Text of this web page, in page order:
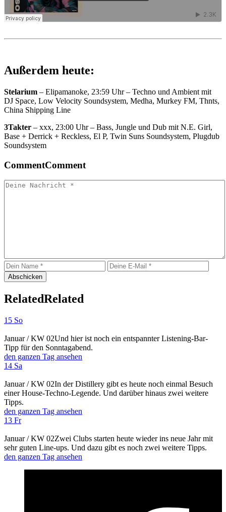
Außerdem heute:
Stelarium – Elipamanoke, 23:59 Uhr – Techno und Ambient mit
DJ Space, Low Velocity Soundsystem, Medha, Murkey FM, Thnts,
China Shipping Line
3Takter – xxx, 23:00 Uhr – Bass, Jungle und Dub mit N.E. Girl,
Base + Derrick + Reckless, El P, Twin Suns Soundsystem, Plugdub
Soundsystem
CommentComment
RelatedRelated
15 So
Januar / KW 02Und hier ist noch ein entspannter Listening-Bar-
Tipp für den Sonntagabend.
den ganzen Tag ansehen
14 Sa
Januar / KW 02In der Distillery gibt es heute noch einmal Besuch
einer House-Techno-Legende. Und darüber hinaus zwei weitere
Tipps.
den ganzen Tag ansehen
13 Fr
Januar / KW 02Zwei Clubs starten heute wieder ins neue Jahr mit
sehr guten Line-ups. Und dazu gibt es noch zwei weitere Tipps.
den ganzen Tag ansehen